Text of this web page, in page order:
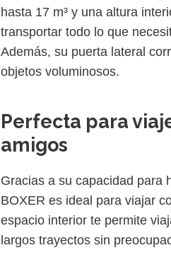
hasta 17 m³ y una altura
transportar todo lo que
Además, su puerta lateral
objetos voluminosos.
Perfecta para
amigos
Gracias a su capacidad para
BOXER es ideal para viajar
espacio interior te permite
largos trayectos sin